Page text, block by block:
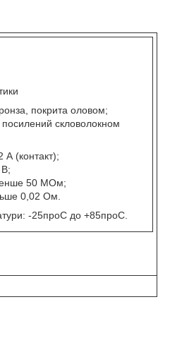
покрита оловом;
скловолокном
А (контакт);
50 МОм;
0,02 Ом.
-25проC до +85проC.